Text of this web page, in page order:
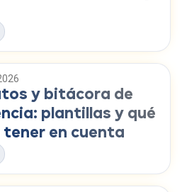
y bitácora de
plantillas y qué
tener en cuenta